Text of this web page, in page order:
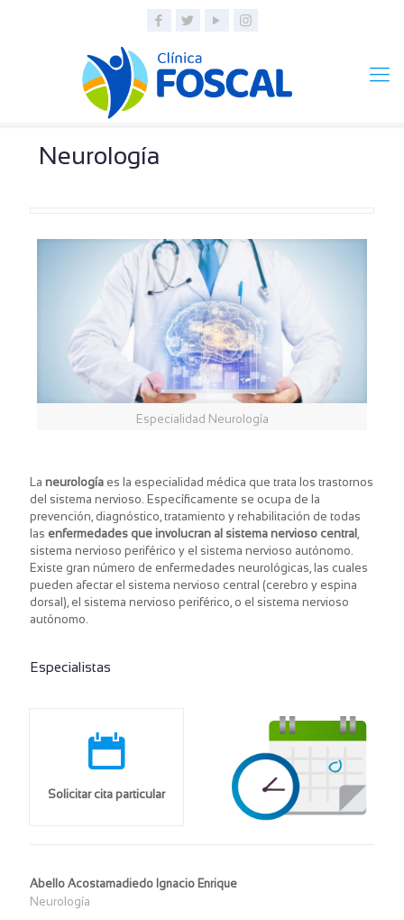
Neurología
Especialidad Neurología
La neurología es la especialidad médica que trata los trastornos
del sistema nervioso.​ Específicamente se ocupa de la
prevención, diagnóstico, tratamiento y rehabilitación de todas
las enfermedades que involucran al sistema nervioso central ,
sistema nervioso periférico y el sistema nervioso autónomo.
Existe gran número de enfermedades neurológicas, las cuales
pueden afectar el sistema nervioso central (cerebro y espina
dorsal), el sistema nervioso periférico, o el sistema nervioso
autónomo.
Especialistas
Solicitar cita particular
Abello Acostamadiedo Ignacio Enrique
Neurología